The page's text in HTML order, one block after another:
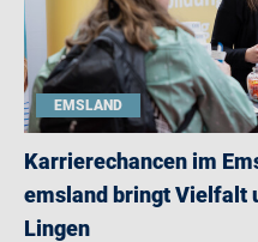
EMSLAND
Karrierechancen im
emsland bringt Vielfalt
Lingen